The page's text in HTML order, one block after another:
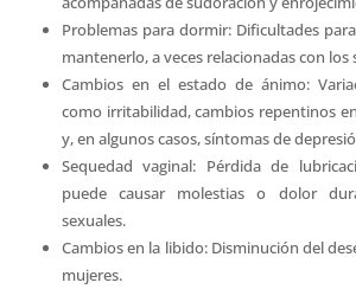
Problemas para dormir: Dificultades
mantenerlo, a veces relacionadas con
Cambios en el estado de ánimo:
como irritabilidad, cambios repentinos
y, en algunos casos, síntomas de
Sequedad vaginal: Pérdida de
puede causar molestias o dolor
sexuales.
Cambios en la libido: Disminución del
mujeres.